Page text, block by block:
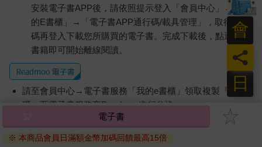
安裝電子書APP後，請依照提示登入「會員中心」→「我
的E書櫃」→「電子書APP通行碼/載具管理」，取得通行
碼再登入下載您所購買的電子書。完成下載後，點選任一
書籍即可開始離線閱讀。
請至會員中心→電子書服務「我的e書櫃」領取複製『兌換
碼』至電子書服務商Readmoo進行兌換。
因版權保護，您在金石堂所購買的電子書僅能以金石堂專屬
電子書
※ 本商品會員日滿額金幣加碼回饋最高15倍
日
員
會